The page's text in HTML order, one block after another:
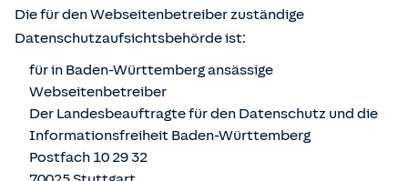
Die für den Webseitenbetreiber zuständige
Datenschutzaufsichtsbehörde ist:
für in Baden-Württemberg ansässige
Webseitenbetreiber
Der Landesbeauftragte für den Datenschutz und die
Informationsfreiheit Baden-Württemberg
Postfach 10 29 32